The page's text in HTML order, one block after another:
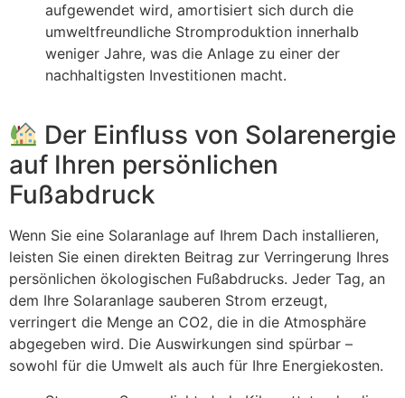
aufgewendet wird, amortisiert sich durch die
umweltfreundliche Stromproduktion innerhalb
weniger Jahre, was die Anlage zu einer der
nachhaltigsten Investitionen macht.
Der Einfluss von Solarenergie
auf Ihren persönlichen
Fußabdruck
Wenn Sie eine Solaranlage auf Ihrem Dach installieren,
leisten Sie einen direkten Beitrag zur Verringerung Ihres
persönlichen ökologischen Fußabdrucks. Jeder Tag, an
dem Ihre Solaranlage sauberen Strom erzeugt,
verringert die Menge an CO2, die in die Atmosphäre
abgegeben wird. Die Auswirkungen sind spürbar –
sowohl für die Umwelt als auch für Ihre Energiekosten.